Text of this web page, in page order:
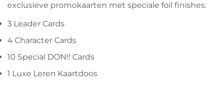
exclusieve promokaarten met speciale foil finishes.
3 Leader Cards
4 Character Cards
10 Special DON!! Cards
1 Luxe Leren Kaartdoos